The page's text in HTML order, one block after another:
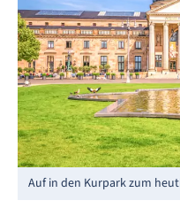
Auf in den Kurpark zum